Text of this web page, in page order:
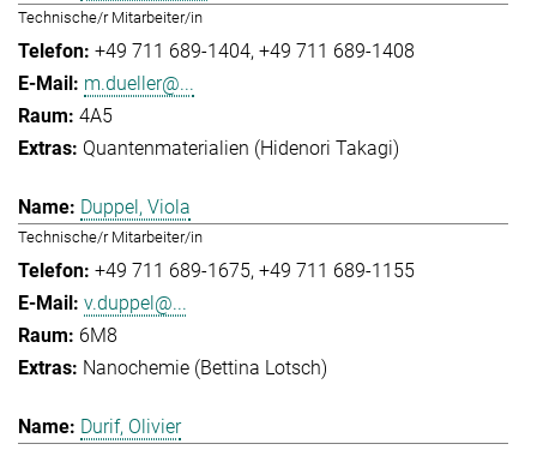
Technische/r Mitarbeiter/in
+49 711 689-1404 +49 711 689-1408
m.dueller@...
4A5
Quantenmaterialien (Hidenori Takagi)
Duppel, Viola
Technische/r Mitarbeiter/in
+49 711 689-1675 +49 711 689-1155
v.duppel@...
6M8
Nanochemie (Bettina Lotsch)
Durif, Olivier